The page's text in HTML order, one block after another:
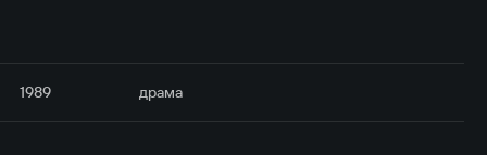
1989 драма